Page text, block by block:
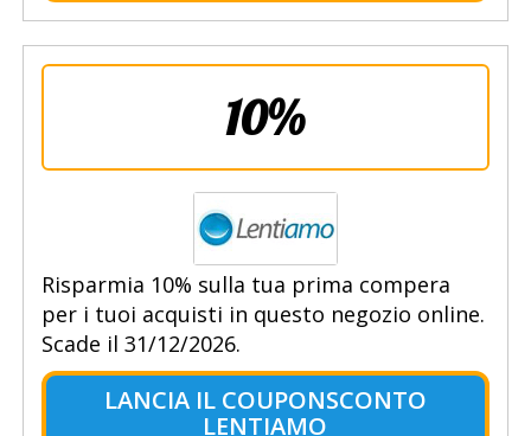
10%
Risparmia 10% sulla tua prima compera
per i tuoi acquisti in questo negozio online.
Scade il 31/12/2026.
LANCIA IL COUPONSCONTO
LENTIAMO